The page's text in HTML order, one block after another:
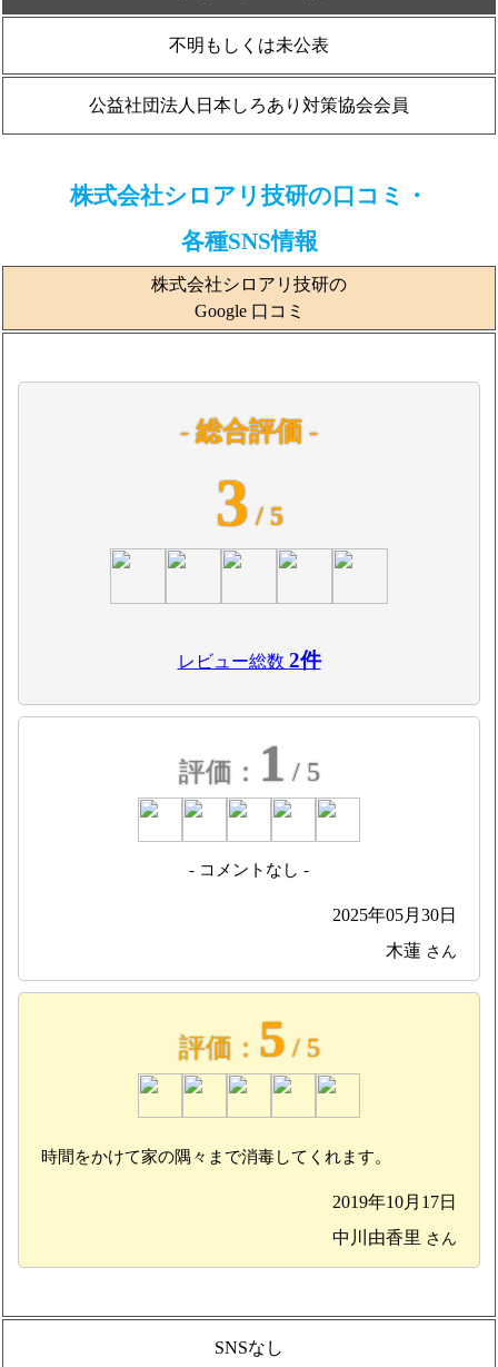
不明もしくは未公表
公益社団法人日本しろあり対策協会会員
株式会社シロアリ技研の口コミ・
各種SNS情報
株式会社シロアリ技研の
Google 口コミ
- 総合評価 -
3 / 5
レビュー総数 2件
評価： 1 / 5
- コメントなし -
2025年05月30日
木蓮 さん
評価： 5 / 5
時間をかけて家の隅々まで消毒してくれます。
2019年10月17日
中川由香里 さん
SNSなし